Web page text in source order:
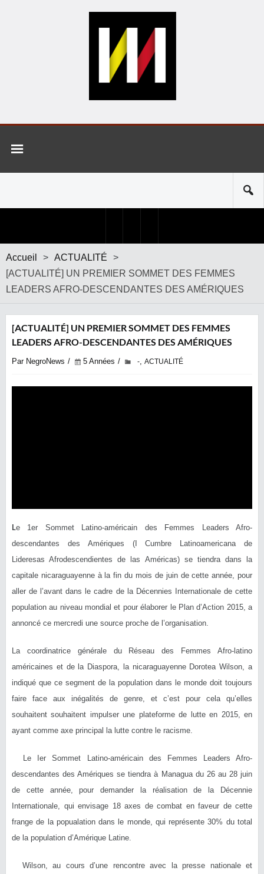
Accueil > ACTUALITÉ
>
[ACTUALITÉ] UN PREMIER SOMMET DES FEMMES
LEADERS AFRO-DESCENDANTES DES AMÉRIQUES
[ACTUALITÉ] UN PREMIER SOMMET DES FEMMES
LEADERS AFRO-DESCENDANTES DES AMÉRIQUES
Par NegroNews 5 Années -, ACTUALITÉ
Le 1er Sommet Latino-américain des Femmes Leaders Afro-
descendantes des Amériques (I Cumbre Latinoamericana de
Lideresas Afrodescendientes de las Américas) se tiendra dans la
capitale nicaraguayenne à la fin du mois de juin de cette année, pour
aller de l’avant dans le cadre de la Décennies Internationale de cette
population au niveau mondial et pour élaborer le Plan d’Action 2015, a
annoncé ce mercredi une source proche de l’organisation.
La coordinatrice générale du Réseau des Femmes Afro-latino
américaines et de la Diaspora, la nicaraguayenne Dorotea Wilson, a
indiqué que ce segment de la population dans le monde doit toujours
faire face aux inégalités de genre, et c’est pour cela qu’elles
souhaitent souhaitent impulser une plateforme de lutte en 2015, en
ayant comme axe principal la lutte contre le racisme.
Le Ier Sommet Latino-américain des Femmes Leaders Afro-
descendantes des Amériques se tiendra à Managua du 26 au 28 juin
de cette année, pour demander la réalisation de la Décennie
Internationale, qui envisage 18 axes de combat en faveur de cette
frange de la popualation dans le monde, qui représente 30% du total
de la population d’Amérique Latine.
Wilson, au cours d’une rencontre avec la presse nationale et